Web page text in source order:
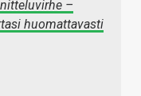
–
huomattavasti